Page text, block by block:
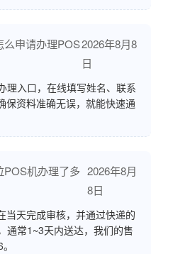
么申请办理POS2026年8月8
日
理入口，在线填写姓名、联系
保资料准确无误，就能快速通
POS机办理了多 2026年8月
8日
当天完成审核，并通过快递的
通常1~3天内送达，我们的售